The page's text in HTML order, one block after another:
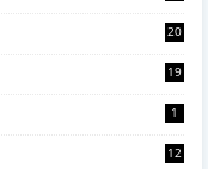
20
19
1
12